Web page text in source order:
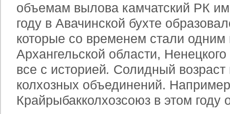
объемам вылова камчатский РК
году в Авачинской бухте
которые со временем стали одним
Архангельской области,
все с историей. Солидный возраст
колхозных объединений.
Крайрыбакколхозсоюз в этом году